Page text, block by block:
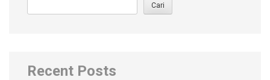
Cari
Recent Posts